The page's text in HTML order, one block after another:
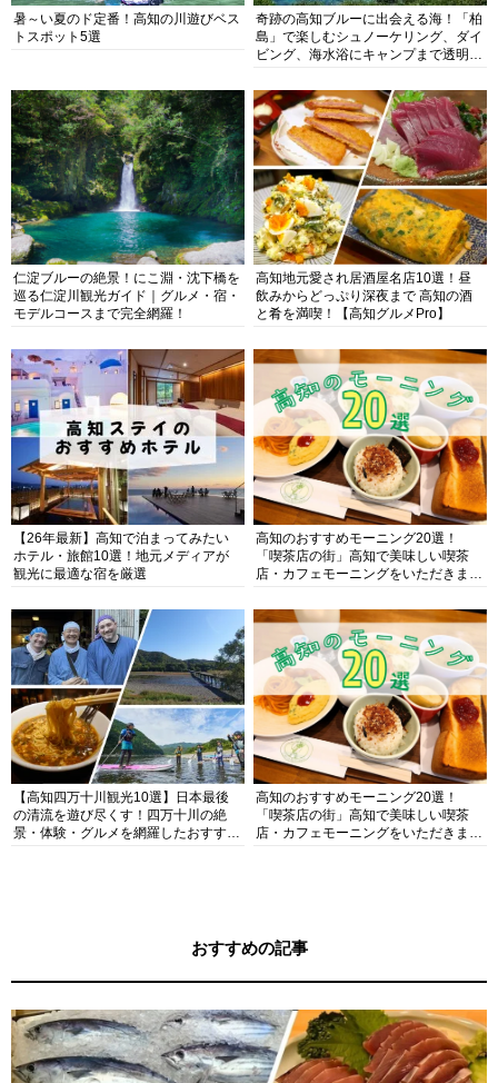
暑～い夏のド定番！高知の川遊びベス
トスポット5選
奇跡の高知ブルーに出会える海！「柏
島」で楽しむシュノーケリング、ダイ
ビング、海水浴にキャンプまで透明度
仁淀ブルーの絶景！にこ淵・沈下橋を
巡る仁淀川観光ガイド｜グルメ・宿・
モデルコースまで完全網羅！
高知地元愛され居酒屋名店10選！昼
飲みからどっぷり深夜まで 高知の酒
と肴を満喫！【高知グルメPro】
【26年最新】高知で泊まってみたい
ホテル・旅館10選！地元メディアが
観光に最適な宿を厳選
高知のおすすめモーニング20選！
「喫茶店の街」高知で美味しい喫茶
店・カフェモーニングをいただきま
【高知四万十川観光10選】日本最後
の清流を遊び尽くす！四万十川の絶
景・体験・グルメを網羅したおすすめ
高知のおすすめモーニング20選！
「喫茶店の街」高知で美味しい喫茶
店・カフェモーニングをいただきま
おすすめの記事